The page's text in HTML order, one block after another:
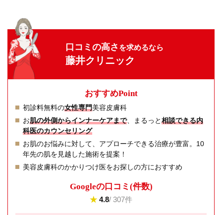
口コミの高さ を求めるなら
藤井クリニック
おすすめPoint
初診料無料の女性専門美容皮膚科
お肌の外側からインナーケアまで、まるっと相談できる内
科医のカウンセリング
お肌のお悩みに対して、アプローチできる治療が豊富。10
年先の肌を見越した施術を提案！
美容皮膚科のかかりつけ医をお探しの方におすすめ
Googleの⼝コミ(件数)
★ 4.8/ 307件